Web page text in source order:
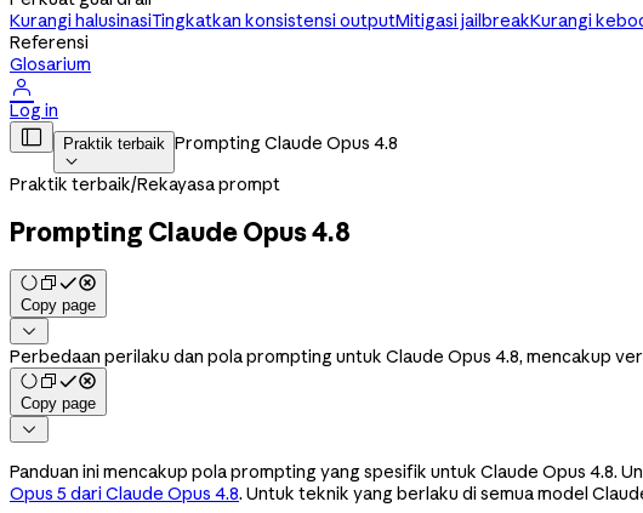
Kurangi halusinasiTingkatkan konsistensi outputMitigasi jailbreakKurangi
Referensi
Glosarium

Log in
 Praktik terbaik

Prompting Claude Opus 4.8
Praktik terbaik/Rekayasa prompt
Prompting Claude Opus 4.8
Copy page

Perbedaan perilaku dan pola prompting untuk Claude Opus 4.8, mencakup
Copy page

Panduan ini mencakup pola prompting yang spesifik untuk Claude Opus 4.8.
Opus 5 dari Claude Opus 4.8. Untuk teknik yang berlaku di semua model